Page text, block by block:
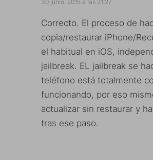
30 junio, 2015 a las 21:27
Correcto. El proceso de
copia/restaurar iPhone/
el habitual en iOS,
jailbreak. EL jailbreak se
teléfono está totalmente
funcionando, por eso
actualizar sin restaurar y
tras ese paso.